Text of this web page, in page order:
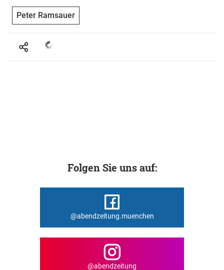
Peter Ramsauer
Folgen Sie uns auf:
@abendzeitung.muenchen
@abendzeitung